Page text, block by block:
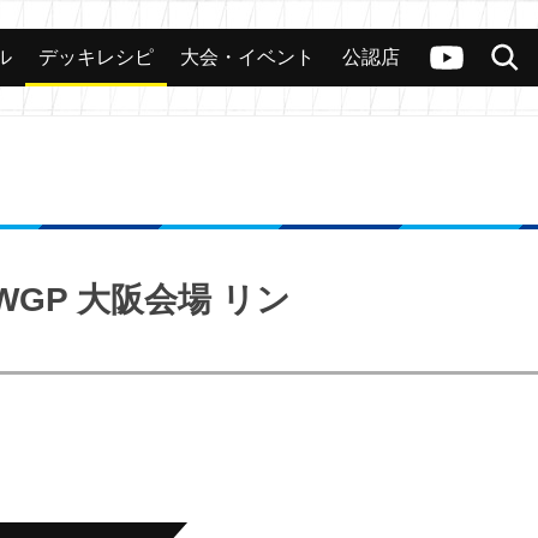
ヴァンガードch
検索
カード 大会 公認店舗 その他
デッキレシピ 大会・イベント 公認店
大阪会場 リン